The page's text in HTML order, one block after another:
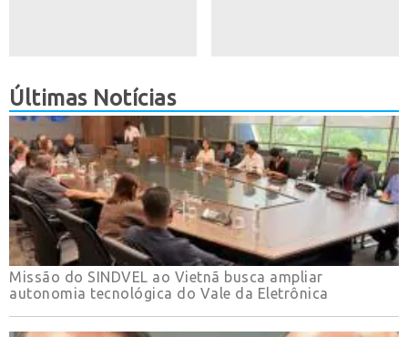
Últimas Notícias
Missão do SINDVEL ao Vietnã busca ampliar
autonomia tecnológica do Vale da Eletrônica